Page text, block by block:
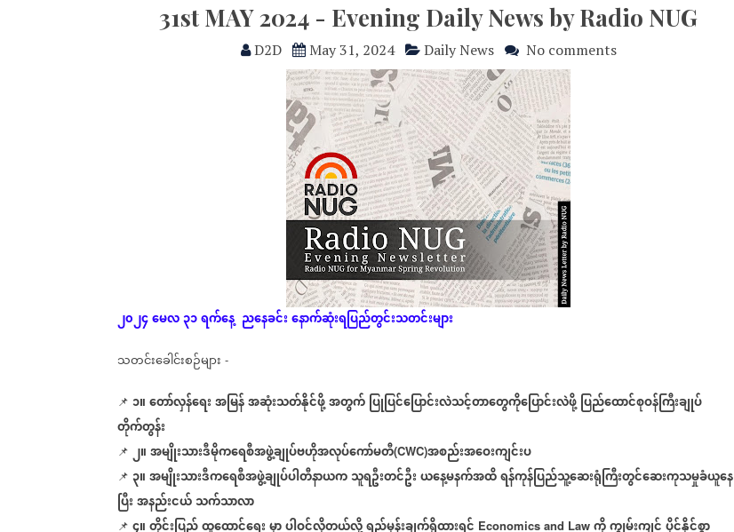
31st MAY 2024 - Evening Daily News by Radio NUG
D2D May 31, 2024 Daily News No comments
၂၀၂၄မေလ၃၁ရက်နေ့ ညနေခင်းနောက်ဆုံးရပြည်တွင်းသတင်းများ
သတင်းခေါင်းစဉ်များ -
📌 ၁။တော်လှန်ရေးအမြန်အဆုံးသတ်နိုင်ဖို့အတွက်ပြုပြင်ပြောင်းလဲသင့်တာတွေကိုပြောင်းလဲဖို့ပြည်ထောင်စုဝန်ကြီးချုပ်
တိုက်တွန်း
📌 ၂။အမျိုးသားဒီမိုကရေစီအဖွဲ့ချုပ်ဗဟိုအလုပ်ကော်မတီ(CWC)အစည်းအဝေးကျင်းပ
📌 ၃။အမျိုးသားဒီကရေစီအဖွဲ့ချုပ်ပါတီနာယကသူရဦးတင်ဦးယနေ့မနက်အထိရန်ကုန်ပြည်သူ့ဆေးရုံကြီးတွင်ဆေးကုသမှုခံယူနေ
ပြီးအနည်းငယ်သက်သာလာ
📌 Economics and Law